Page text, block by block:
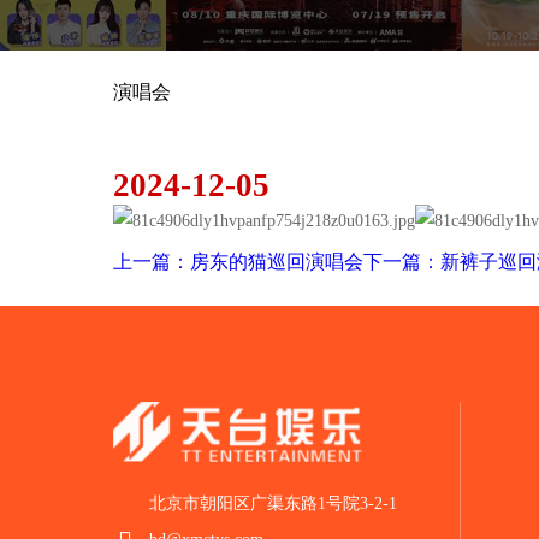
演唱会
2024-12-05
上一篇：房东的猫巡回演唱会下一篇：新裤子巡
北京市朝阳区广渠东路1号院3-2-1